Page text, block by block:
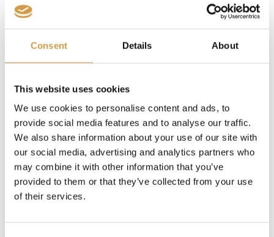
Consent Details About
This website uses cookies
We use cookies to personalise content and ads, to
provide social media features and to analyse our traffic.
We also share information about your use of our site with
our social media, advertising and analytics partners who
may combine it with other information that you’ve
provided to them or that they’ve collected from your use
of their services.
General Store. Deze authentieke winkel, gevuld met
memorabilia van Route 66, geeft je een gevoel van hoe
deze weg te reizen. Kingman, een stad die bekendstaat
als een van de beste bewaard gebleven plaatsen langs
om het gevoel van het oude Amerika op te snuiven.
In Kingman zijn er een paar must-see
bezienswaardigheden:
Route 66 Museum: Dit museum biedt een
diepgaande blik op de geschiedenis van de
legendarische snelweg die het land van oost naar
west verbindt. Het is een perfecte plek om je reis
te beginnen en meer te leren over de plaatsen die